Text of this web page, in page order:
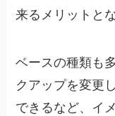
来るメリットと
ベースの種類も
クアップを変更
できるなど、イ